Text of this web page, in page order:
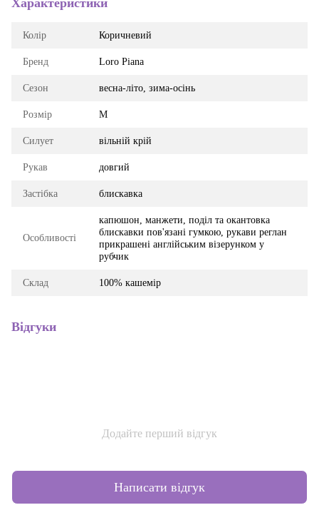
Характеристики
Колір Коричневий
Бренд Loro Piana
Сезон весна-літо, зима-осінь
Розмір M
Силует вільній крій
Рукав довгий
Застібка блискавка
Особливості
капюшон, манжети, поділ та окантовка
блискавки пов'язані гумкою, рукави реглан
прикрашені англійським візерунком у
рубчик
Склад 100% кашемір
Відгуки
Додайте перший відгук
Написати відгук